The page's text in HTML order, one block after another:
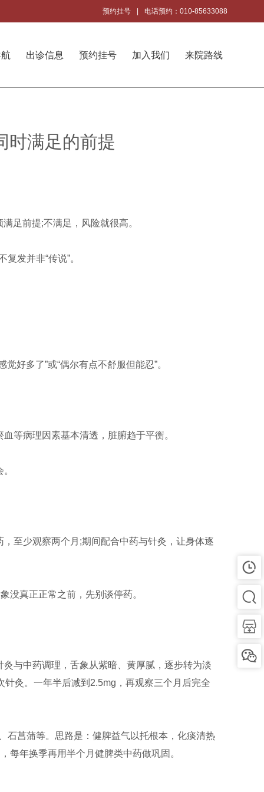
电话预约：010-85633088
预约挂号
出诊信息 预约挂号 加入我们 来院路线
时满足的前提
足前提;不满足，风险就很高。
发并非“传说”。
好多了”或“偶尔有点不舒服但能忍”。
等病理因素基本清透，脏腑趋于平衡。
至少观察两个月;期间配合中药与针灸，让身体逐
没真正正常之前，先别谈停药。
与中药调理，舌象从紫暗、黄厚腻，逐步转为淡
灸。一年半后减到2.5mg，再观察三个月后完全
石菖蒲等。思路是：健脾益气以托根本，化痰清热
每年换季再用半个月健脾类中药做巩固。